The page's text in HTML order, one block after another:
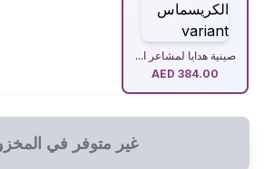
صينية هدايا لمشاعر ا...
AED 384.00
غير متوفر في